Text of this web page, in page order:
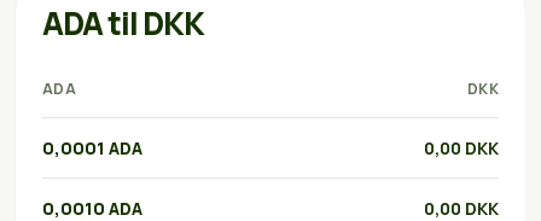
ADA til DKK
ADA DKK
0,0001 ADA 0,00 DKK
0,0010 ADA 0,00 DKK